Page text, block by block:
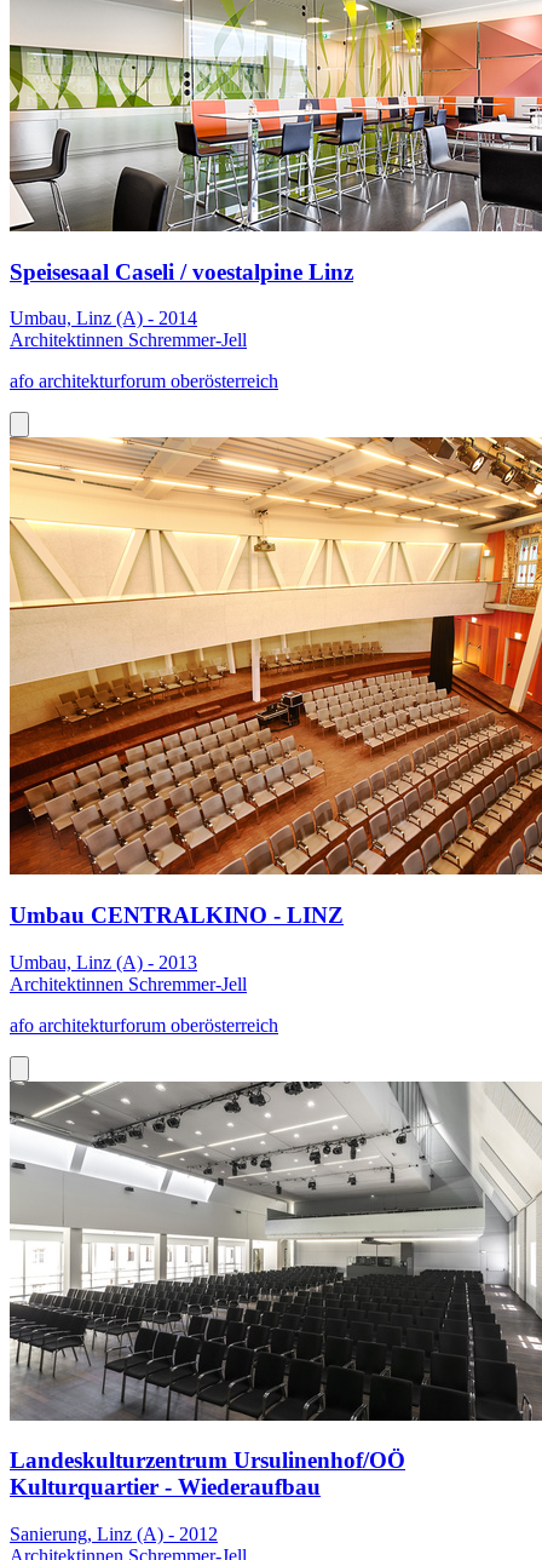
Speisesaal Caseli / voestalpine Linz
Umbau, Linz (A) - 2014
Architektinnen Schremmer-Jell
afo architekturforum oberösterreich
Umbau CENTRALKINO - LINZ
Umbau, Linz (A) - 2013
Architektinnen Schremmer-Jell
afo architekturforum oberösterreich
Landeskulturzentrum Ursulinenhof/OÖ
Kulturquartier - Wiederaufbau
Sanierung, Linz (A) - 2012